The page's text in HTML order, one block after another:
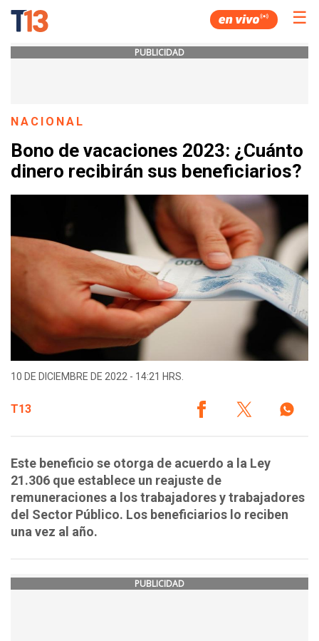
☰
PUBLICIDAD
NACIONAL
Bono de vacaciones 2023: ¿Cuánto
dinero recibirán sus beneficiarios?
10 DE DICIEMBRE DE 2022 - 14:21 HRS.
T13
Este beneficio se otorga de acuerdo a la Ley
21.306 que establece un reajuste de
remuneraciones a los trabajadores y trabajadores
del Sector Público. Los beneficiarios lo reciben
una vez al año.
PUBLICIDAD